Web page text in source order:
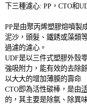
下三種濾心: PP ， CTO和
PP是由聚丙烯塑膠熔噴製
泥沙，頭髮、鐵銹或藻類
過濾的濾心。
UDF是以三件式塑膠外殼
強吸附力，能有效的去除
以大大的增加薄膜的壽命
CTO即為活性碳棒，是由
的，其主要是除氯、除異